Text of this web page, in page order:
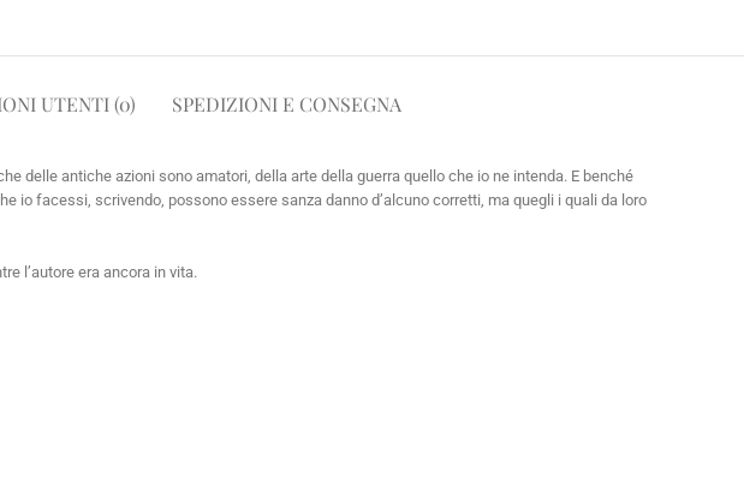
UTENTI (0) SPEDIZIONI E CONSEGNA
delle antiche azioni sono amatori, della arte della guerra quello che io ne intenda. E benché
facessi, scrivendo, possono essere sanza danno d’alcuno corretti, ma quegli i quali da loro
l’autore era ancora in vita.